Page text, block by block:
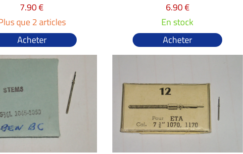
7.90 €
que 2 articles
Acheter
6.90 €
En stock
Acheter